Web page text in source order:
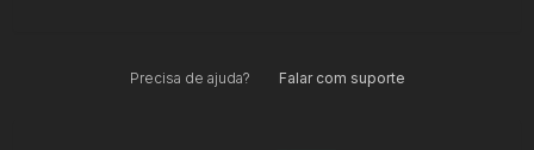
Precisa de ajuda? Falar com suporte